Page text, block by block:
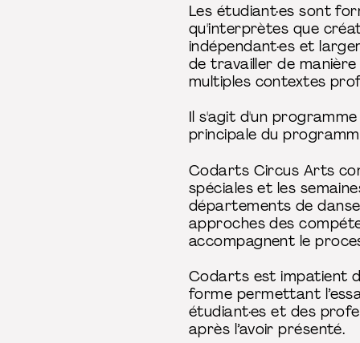
Les étudiant·es sont
qu'interprètes que
indépendant·es et
de travailler de
multiples contextes
Il s'agit d'un
principale du
Codarts Circus Arts
spéciales et les
départements de
approches des
accompagnent le
Codarts est impatient
forme permettant
étudiant·es et des
après l’avoir présenté.